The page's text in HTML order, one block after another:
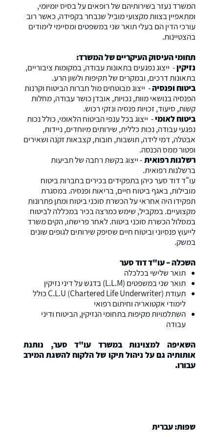
המשרד נעזר בשירותיהם של רופאים על בסיס יומיומי,
ומתאפיין בצוות מקצועי מוביל שנבחר בקפידה, כאשר רוב
עורכי הדין הם בעלי תואר שני במשפטים ומסיימי לימודים
בהצטיינות.
תחומי העיסוק העיקריים של המשרד:
נזיקין- ייצוג נפגעים בתאונות עבודה, במקומות ציבוריים,
בתאונות דרכים, ובמקרים של תקיפות ולשון הרע.
ביטוח ופנסיה- ייצוג מבוטחים מול חברות הביטוח וקרנות
הפנסיה בנושאי מוות, נכויות, אובדן כושר עבודה, מחלות
קשות, סיעוד, זכויות פנסיה ונזקי רכוש.
ביטוח לאומי- ייצוג בכל ענפי הביטוח הלאומי, כולל נכות
נפגעי עבודה, נכות כללית, שירותים מיוחדים, ניידות,
אבטלה, דמי לידה, תושבות, חובות, קצבאות זקנה ושאירים
ופטור ממס הכנסה.
רשלנות רפואית- ייצוג בקשת רחבה של תביעות
ברשלנות רפואית.
עו"ד דוד סער כיהן בתפקידים בכירים בחברות ביטוח
מובילות, באגף ביטוח חיים, בריאות ופנסיה. במסגרת
תפקידו היה אחראי על הכשרת סוכני ביטוח ומתן פתרונות
מקצועיים. במקביל, שימש כמרצה בכיר במכללה לביטוח
במסלול הכשרת סוכני ביטוח. לאחר פרישתו, הקים משרד
לייעוץ פנסיוני וביטוח חיים שסיפק שירותים לגופים שונים
במשק.
השכלה – עו"ד דוד סער
תואר שלישי בכלכלה
תואר שני במשפטים (L.L.M) בדגש על דיני נזיקין
תעודת C.L.U (Chartered Life Underwriter) כולל
לימודי אקטואריה וחיתום רפואי
השתלמויות מקיפות בתחומי הנזיקין, הביטוח ודיני
עבודה
השאיפה למצוינות במשרד עו"ד סער, נותנת
אותותיה גם על ניהול תיקו של הלקוח להשגת המירב
עבורו.
שפות: עברית